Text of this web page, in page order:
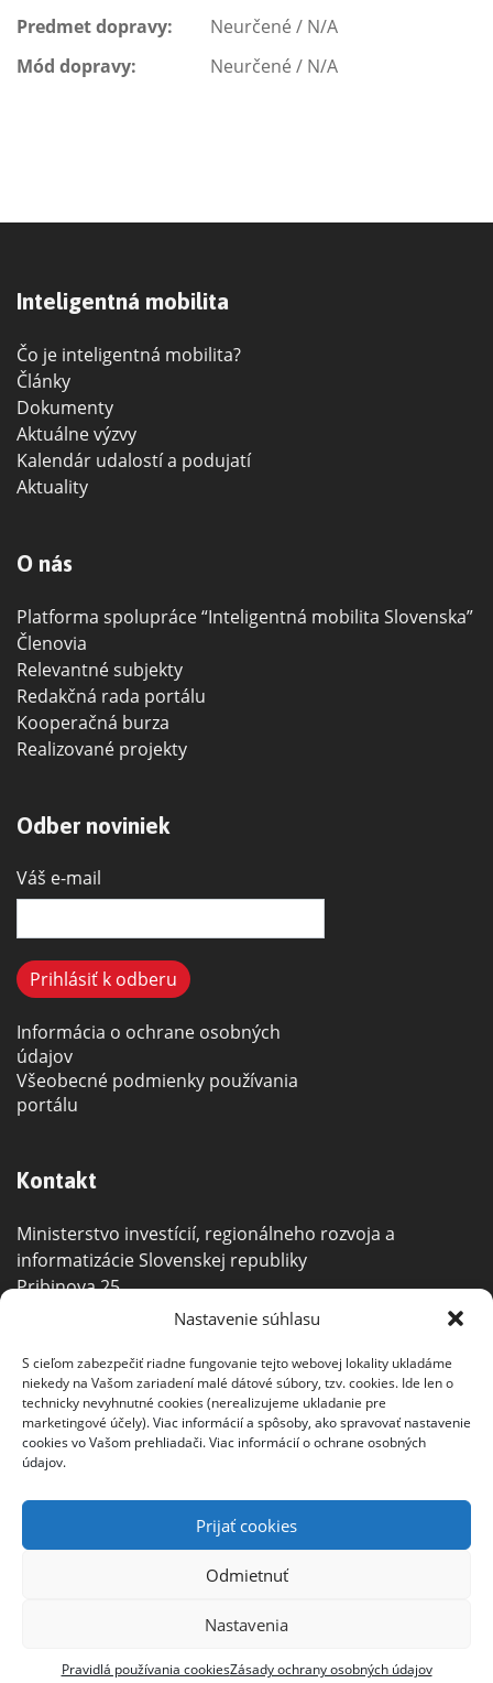
Nastavenie súhlasu
S cieľom zabezpečiť riadne fungovanie tejto webovej lokality ukladáme
niekedy na Vašom zariadení malé dátové súbory, tzv. cookies. Ide len o
technicky nevyhnutné cookies (nerealizujeme ukladanie pre
marketingové účely).Viac informácií a spôsoby, ako spravovať nastavenie
cookies vo Vašom prehliadači.Viac informácií o ochrane osobných
údajov.
Prijať cookies
Odmietnuť
Nastavenia
Pravidlá používania cookiesZásady ochrany osobných údajov
Predmet dopravy:
Neurčené / N/A
Mód dopravy:
Neurčené / N/A
Inteligentná mobilita
Čo je inteligentná mobilita?
Články
Dokumenty
Aktuálne výzvy
Kalendár udalostí a podujatí
Aktuality
O nás
Platforma spolupráce “Inteligentná mobilita Slovenska”
Členovia
Relevantné subjekty
Redakčná rada portálu
Kooperačná burza
Realizované projekty
Odber noviniek
Váš e-mail
Informácia o ochrane osobných
údajov
Všeobecné podmienky používania
portálu
Kontakt
Ministerstvo investícií, regionálneho rozvoja a
informatizácie Slovenskej republiky
Pribinova 25
info@smartmobility.gov.sk
+421 2 2092 8311
+421 2 2092 8011
informatizácie Slovenskej republiky |